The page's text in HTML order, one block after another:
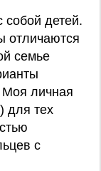
собой детей.
отличаются
семье
личная
для тех
с